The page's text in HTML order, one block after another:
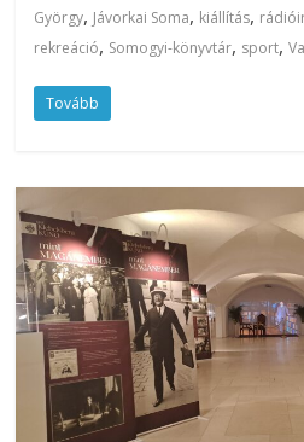
György, Jávorkai Soma, kiállítás,
rekreáció, Somogyi-könyvtár, sport,
Tovább